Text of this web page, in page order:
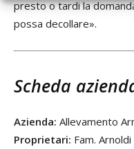
presto o tardi la
possa decollare».
Scheda
Azienda: Allevamento
Proprietari: Fam. Arnoldi